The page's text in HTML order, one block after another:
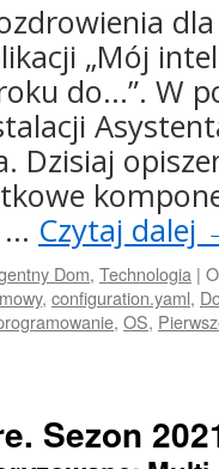
„Mój
do…”. W
Dzisiaj
… Czytaj dalej
Dom, Technologia |
, configuration.yaml,
, OS,
Sezon